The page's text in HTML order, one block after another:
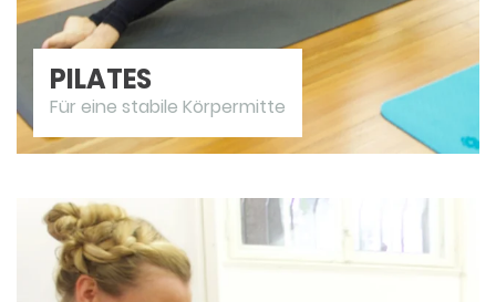
PILATES
Für eine stabile Körpermitte